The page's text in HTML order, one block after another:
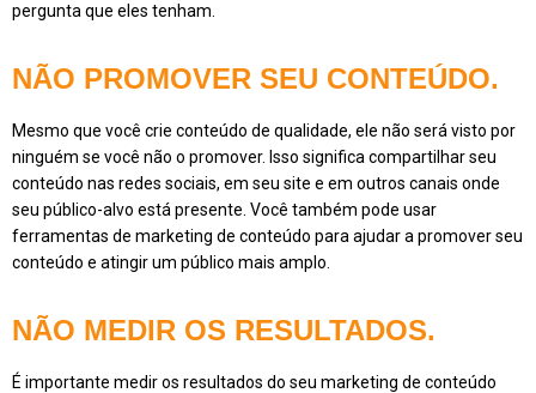
pergunta que eles tenham.
NÃO PROMOVER SEU CONTEÚDO.
Mesmo que você crie conteúdo de qualidade, ele não será visto por
ninguém se você não o promover. Isso significa compartilhar seu
conteúdo nas redes sociais, em seu site e em outros canais onde
seu público-alvo está presente. Você também pode usar
ferramentas de marketing de conteúdo para ajudar a promover seu
conteúdo e atingir um público mais amplo.
NÃO MEDIR OS RESULTADOS.
É importante medir os resultados do seu marketing de conteúdo